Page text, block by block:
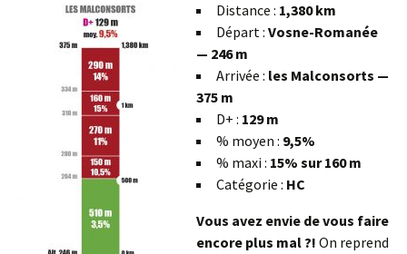
Distance : 1,380 km
Départ : Vosne-Romanée
— 246 m
Arrivée : les Malconsorts —
375 m
D+ : 129 m
% moyen : 9,5%
% maxi : 15% sur 160 m
Catégorie : HC
Vous avez envie de vous faire
encore plus mal ?! On reprend